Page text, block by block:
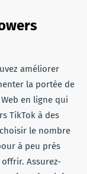
améliorer
la portée de
en ligne qui
TikTok à des
le nombre
à peu près
Assurez-